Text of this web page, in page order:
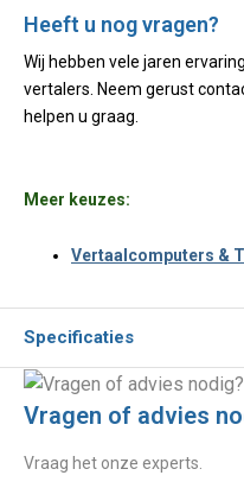
Heeft u nog vragen?
Wij hebben vele jaren
vertalers. Neem gerust
helpen u graag.
Meer keuzes:
Vertaalcomputers &
Specificaties
Vragen of advies
Vraag het onze experts.